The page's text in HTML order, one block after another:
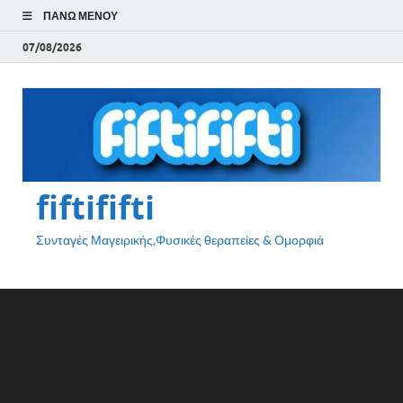
ΠΆΝΩ ΜΕΝΟΎ
07/08/2026
fiftififti
Συνταγές Μαγειρικής,Φυσικές θεραπείες & Ομορφιά